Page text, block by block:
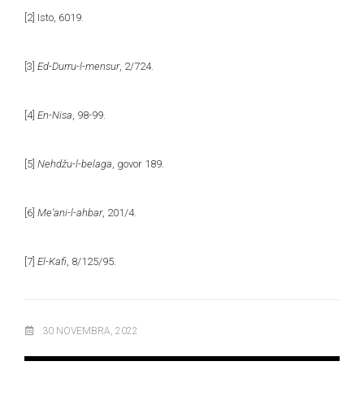
[2] Isto, 6019.
[3] Ed-Durru-l-mensur, 2/724.
[4] En-Nisa, 98-99.
[5] Nehdžu-l-belaga, govor 189.
[6] Me‘ani-l-ahbar, 201/4.
[7] El-Kafi, 8/125/95.
30 NOVEMBRA, 2022